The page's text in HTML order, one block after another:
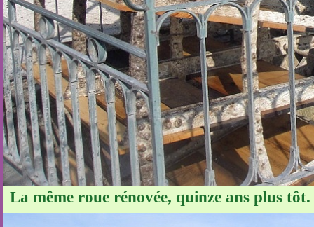
La même roue rénovée, quinze ans plus tôt.